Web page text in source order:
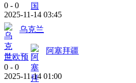
0 - 0
2025-11-14 03:45
乌克兰
世欧预
阿塞拜疆
0 - 0
2025-11-14 01:00